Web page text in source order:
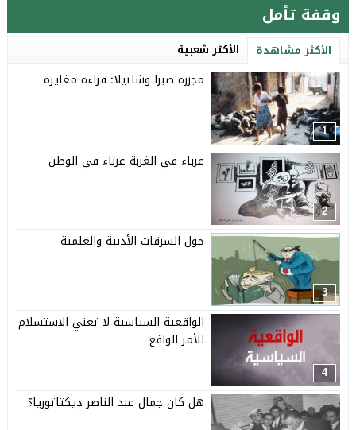
وقفة تأمل
الأكثر مشاهدة الأكثر شعبية
1
مجزرة صبرا وشاتيلا: قراءة مغايرة
2
غرباء في الغربة غرباء في الوطن
3
حول السرقات الأدبية والعلمية
4
الواقعية السياسية لا تعني الاستسلام
للأمر الواقع
هل كان جمال عبد الناصر ديكتاتوريا؟